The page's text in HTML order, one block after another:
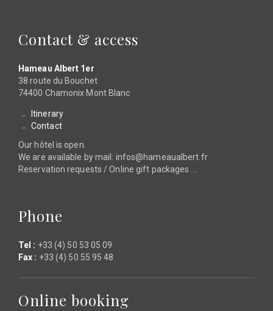
Contact & access
Hameau Albert 1er
38 route du Bouchet
74400 Chamonix Mont Blanc
Itinerary
Contact
Our hôtel is open.
We are available by mail: infos@hameaualbert.fr
Reservation requests / Online gift packages ...
Phone
Tel : +33 (4) 50 53 05 09
Fax : +33 (4) 50 55 95 48
Online booking